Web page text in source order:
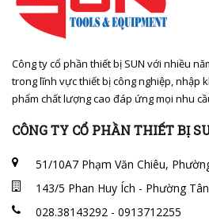
Công ty cổ phần thiết bị SUN với nhiều
trong lĩnh vực thiết bị công nghiệp, nhập
phẩm chất lượng cao đáp ứng mọi nhu
CÔNG TY CỔ PHẦN THIẾT BỊ
51/10A7 Phạm Văn Chiêu,
143/5 Phan Huy Ích - Phường
028.38143292 - 0913712255